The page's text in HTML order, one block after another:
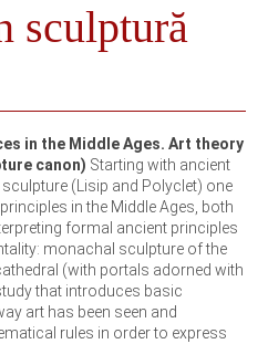
sculptură
in the Middle Ages. Art theory
canon) Starting with ancient
(Lisip and Polyclet) one
in the Middle Ages, both
formal ancient principles
monachal sculpture of the
(with portals adorned with
that introduces basic
art has been seen and
rules in order to express